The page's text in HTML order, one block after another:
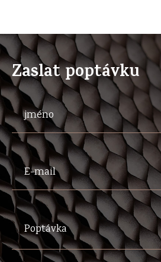
Zaslat poptávku
jméno
E-mail
Poptávka